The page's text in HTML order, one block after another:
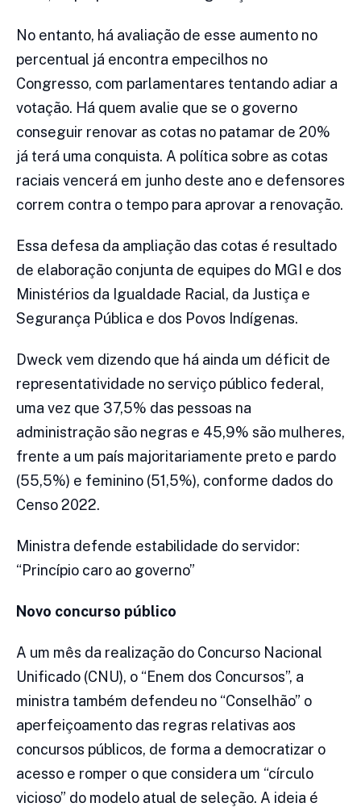
No entanto, há avaliação de esse aumento no
percentual já encontra empecilhos no
Congresso, com parlamentares tentando adiar a
votação. Há quem avalie que se o governo
conseguir renovar as cotas no patamar de 20%
já terá uma conquista. A política sobre as cotas
raciais vencerá em junho deste ano e defensores
correm contra o tempo para aprovar a renovação.
Essa defesa da ampliação das cotas é resultado
de elaboração conjunta de equipes do MGI e dos
Ministérios da Igualdade Racial, da Justiça e
Segurança Pública e dos Povos Indígenas.
Dweck vem dizendo que há ainda um déficit de
representatividade no serviço público federal,
uma vez que 37,5% das pessoas na
administração são negras e 45,9% são mulheres,
frente a um país majoritariamente preto e pardo
(55,5%) e feminino (51,5%), conforme dados do
Censo 2022.
Ministra defende estabilidade do servidor:
“Princípio caro ao governo”
Novo concurso público
A um mês da realização do Concurso Nacional
Unificado (CNU), o “Enem dos Concursos”, a
ministra também defendeu no “Conselhão” o
aperfeiçoamento das regras relativas aos
concursos públicos, de forma a democratizar o
acesso e romper o que considera um “círculo
vicioso” do modelo atual de seleção. A ideia é